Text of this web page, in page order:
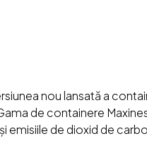
nou lansată a
de containere
emisiile de dioxid de